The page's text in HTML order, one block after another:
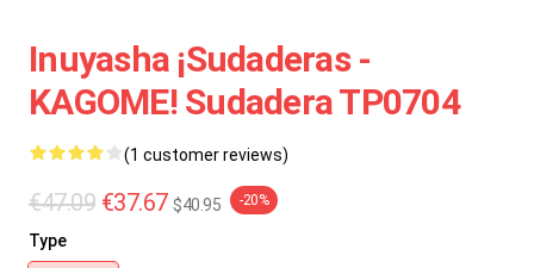
Inuyasha ¡Sudaderas -
KAGOME! Sudadera TP0704
(1 customer reviews)
€47.09 €37.67 $40.95 -20%
Type